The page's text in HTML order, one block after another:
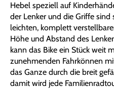
Hebel speziell auf
der Lenker und die Griffe
leichten, komplett
Höhe und Abstand des
kann das Bike ein Stück weit
zunehmenden Fahrkönnen
das Ganze durch die breit
damit wird jede